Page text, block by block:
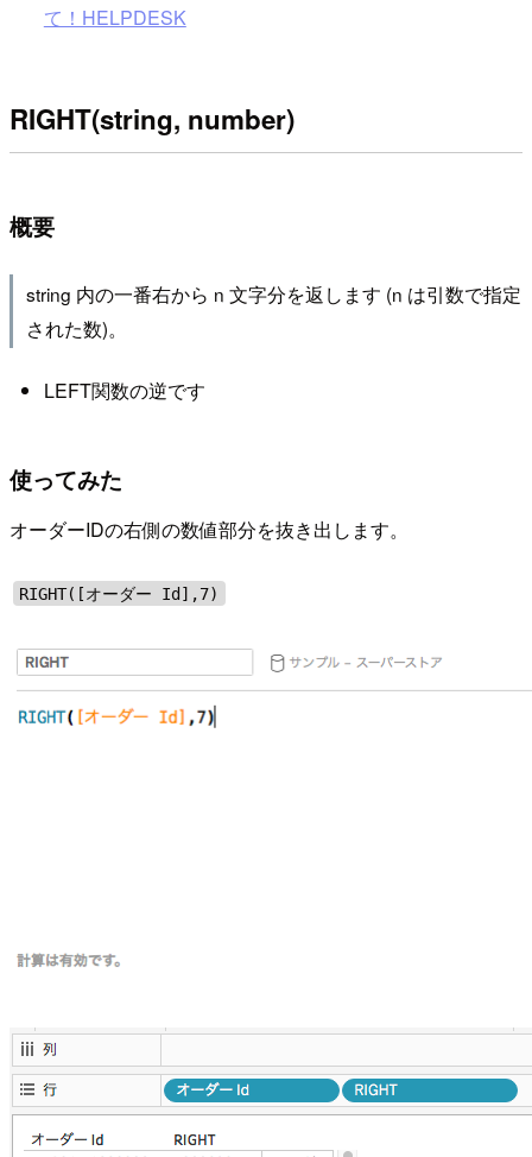
て！HELPDESK
RIGHT(string, number)
概要
string 内の一番右から n 文字分を返します (n は引数で指定
された数)。
LEFT関数の逆です
使ってみた
オーダーIDの右側の数値部分を抜き出します。
RIGHT([オーダー Id],7)